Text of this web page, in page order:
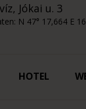
Jókai u. 3
N 47° 17,664 E
HOTEL